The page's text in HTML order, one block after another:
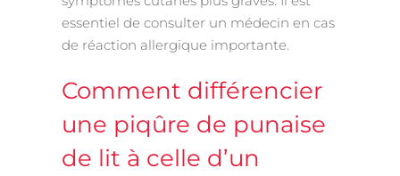
essentiel de consulter un médecin en cas
de réaction allergique importante.
Comment différencier
une piqûre de punaise
de lit à celle d’un